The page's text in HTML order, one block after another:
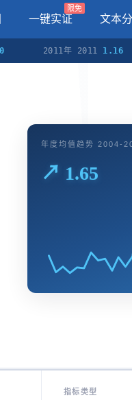
一键实证
限免
文本
2011年 2011 1.16
年度均值趋势 2004-
↗ 1.65
指标类型